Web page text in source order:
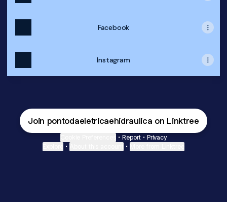
Facebook
Instagram
Join pontodaeletricaehidraulica on Linktree
• Report • Privacy
• •